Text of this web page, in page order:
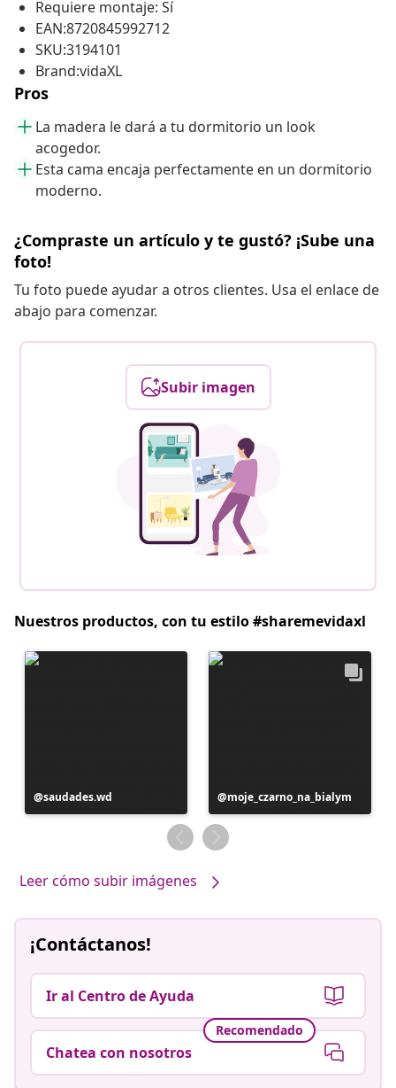
Requiere montaje: Sí
EAN:8720845992712
SKU:3194101
Brand:vidaXL
Pros
La madera le dará a tu dormitorio un look
acogedor.
Esta cama encaja perfectamente en un dormitorio
moderno.
¿Compraste un artículo y te gustó? ¡Sube una
foto!
Tu foto puede ayudar a otros clientes. Usa el enlace de
abajo para comenzar.
Subir imagen
Nuestros productos, con tu estilo #sharemevidaxl
Publicación
realizada
saudades.wd
Publicación
realizada
por
moje_czarno_na_bialym
Leer cómo subir imágenes
¡Contáctanos!
Ir al Centro de Ayuda
Recomendado
Chatea con nosotros